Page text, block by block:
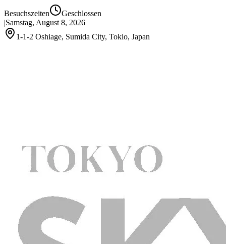
Besuchszeiten
Geschlossen
|Samstag, August 8, 2026
1-1-2 Oshiage, Sumida City, Tokio, Japan